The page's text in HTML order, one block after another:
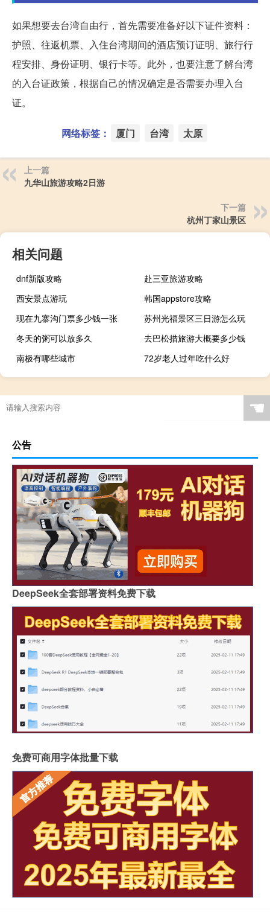
如果想要去台湾自由行，首先需要准备好以下证件资料：
护照、往返机票、入住台湾期间的酒店预订证明、旅行行
程安排、身份证明、银行卡等。此外，也要注意了解台湾
的入台证政策，根据自己的情况确定是否需要办理入台
证。
网络标签： 厦门 台湾 太原
上一篇
九华山旅游攻略2日游
下一篇
杭州丁家山景区
相关问题
dnf新版攻略
赴三亚旅游攻略
西安景点游玩
韩国appstore攻略
现在九寨沟门票多少钱一张
苏州光福景区三日游怎么玩
冬天的粥可以放多久
去巴松措旅游大概要多少钱
南极有哪些城市
72岁老人过年吃什么好
☚
公告
DeepSeek全套部署资料免费下载
免费可商用字体批量下载